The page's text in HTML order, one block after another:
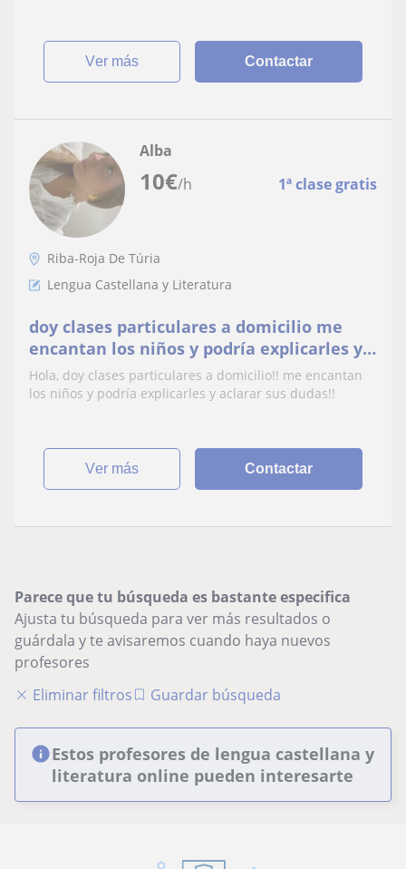
ver más Contactar
10€/h 1ª clase gratis
Alba
Riba-Roja De Túria
Lengua Castellana y Literatura
doy clases particulares a domicilio me
encantan los niños y podría explicarles y
aclarar sus dudas sobre cualquier materia
Hola, doy clases particulares a domicilio!! me encantan
los niños y podría explicarles y aclarar sus dudas!!
ver más Contactar
Parece que tu búsqueda es bastante especifica
Ajusta tu búsqueda para ver más resultados o
guárdala y te avisaremos cuando haya nuevos
profesores
Eliminar filtros
Guardar búsqueda
Estos profesores de lengua castellana y
literatura online pueden interesarte